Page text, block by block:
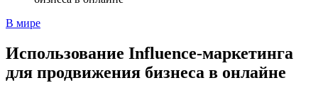
В мире
Использование Influence-маркетинга
для продвижения бизнеса в онлайне